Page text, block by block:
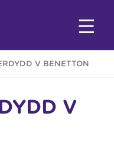
V BENETTON
V